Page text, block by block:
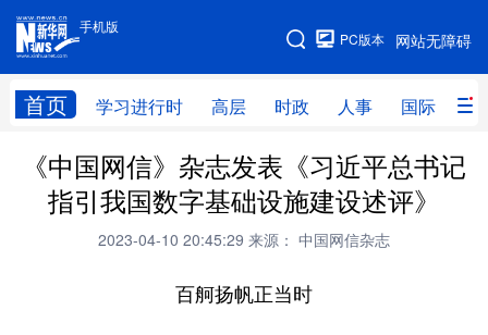
手机版
网站无障碍
PC版本
首页 学习进行时 高层 时政 人事 国际 财
手机版
网站地图
学习进行时 高层 时政 人事
国际 财经 网评 港澳
全球连线
科创 量子
《中国网信》杂志发表《习近平总书记
指引我国数字基础设施建设述评》
2023-04-10 20:45:29 来源： 中国网信杂志
百舸扬帆正当时